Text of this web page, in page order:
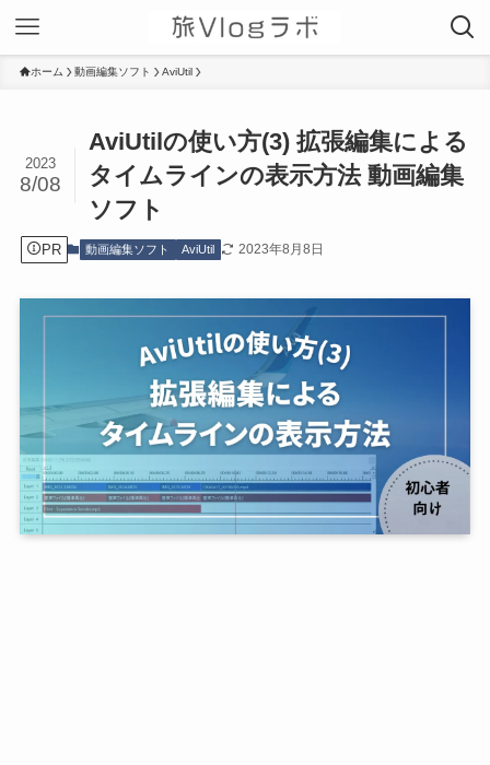
ホーム 動画編集ソフト AviUtil
AviUtilの使い方(3) 拡張編集による
タイムラインの表示方法 動画編集
ソフト
2023
8/08
PR 動画編集ソフト AviUtil 2023年8月8日